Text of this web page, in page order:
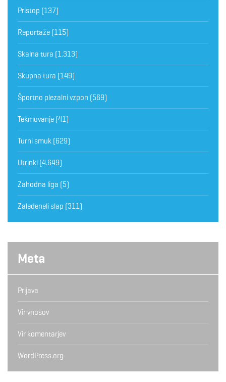
Pristop (137)
Reportaže (115)
Skalna tura (1.313)
Skupna tura (149)
Športno plezalni vzpon (569)
Tekmovanje (41)
Turni smuk (629)
Utrinki (4.649)
Zahodna liga (5)
Zaledeneli slap (311)
Meta
Prijava
Vir vnosov
Vir komentarjev
WordPress.org